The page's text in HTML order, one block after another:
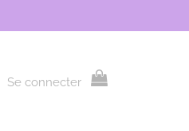
Se connecter